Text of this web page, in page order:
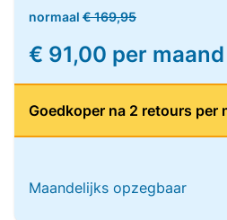
normaal € 169,95
€ 91,00 per maand
Goedkoper na 2 retours per
Maandelijks opzegbaar